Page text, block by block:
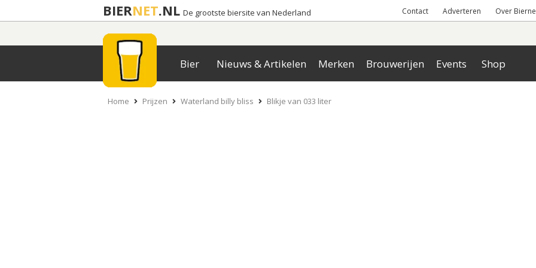
BIERNET.NL De grootste biersite van Nederland Contact Adverteren Over
Bier Nieuws & Artikelen Merken Brouwerijen Events Shop
Home Prijzen Waterland billy bliss Blikje van 033 liter